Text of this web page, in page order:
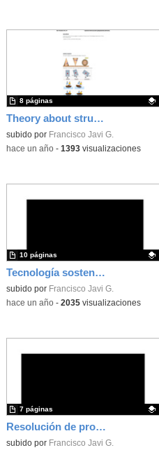
Theory about structures
Contenido educativo.
subido por Francisco Javi G.
8 páginas
-hace un año- 1393visualizaciones
Tecnología sostenible. 4º ESO
Contenido educativo.
subido por Francisco Javi G.
10 páginas
-hace un año- 2035visualizaciones
Resolución de problemas tecnológicos (parte 2)
Contenido educativo.
subido por Francisco Javi G.
7 páginas